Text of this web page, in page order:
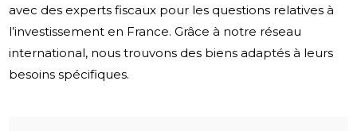
avec des experts fiscaux pour les questions relatives à
l’investissement en France. Grâce à notre réseau
international, nous trouvons des biens adaptés à leurs
besoins spécifiques.